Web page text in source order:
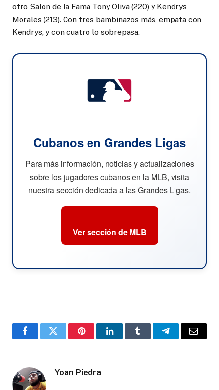
otro Salón de la Fama Tony Oliva (220) y Kendrys
Morales (213). Con tres bambinazos más, empata con
Kendrys, y con cuatro lo sobrepasa.
Cubanos en Grandes Ligas
Para más información, noticias y actualizaciones
sobre los jugadores cubanos en la MLB, visita
nuestra sección dedicada a las Grandes Ligas.
Ver sección de MLB
FacebookTwitter PinterestLinkedInTumblr TelegramEmail
Yoan Piedra